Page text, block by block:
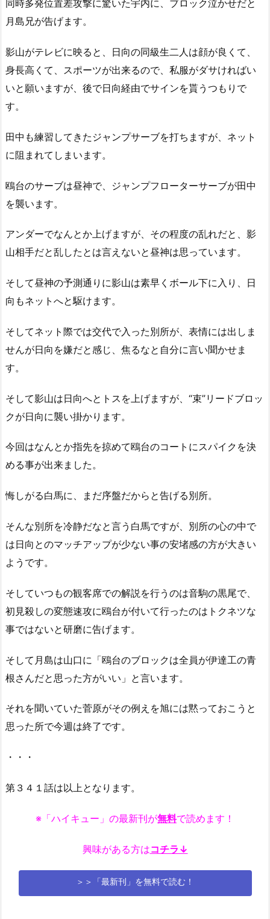
同時多発位置差攻撃に驚いた宇内に、ブロック泣かせだと
月島兄が告げます。
影山がテレビに映ると、日向の同級生二人は顔が良くて、
身長高くて、スポーツが出来るので、私服がダサければい
いと願いますが、後で日向経由でサインを貰うつもりで
す。
田中も練習してきたジャンプサーブを打ちますが、ネット
に阻まれてしまいます。
鴎台のサーブは昼神で、ジャンプフローターサーブが田中
を襲います。
アンダーでなんとか上げますが、その程度の乱れだと、影
山相手だと乱したとは言えないと昼神は思っています。
そして昼神の予測通りに影山は素早くボール下に入り、日
向もネットへと駆けます。
そしてネット際では交代で入った別所が、表情には出しま
せんが日向を嫌だと感じ、焦るなと自分に言い聞かせま
す。
そして影山は日向へとトスを上げますが、“束”リードブロッ
クが日向に襲い掛かります。
今回はなんとか指先を掠めて鴎台のコートにスパイクを決
める事が出来ました。
悔しがる白馬に、まだ序盤だからと告げる別所。
そんな別所を冷静だなと言う白馬ですが、別所の心の中で
は日向とのマッチアップが少ない事の安堵感の方が大きい
ようです。
そしていつもの観客席での解説を行うのは音駒の黒尾で、
初見殺しの変態速攻に鴎台が付いて行ったのはトクネツな
事ではないと研磨に告げます。
そして月島は山口に「鴎台のブロックは全員が伊達工の青
根さんだと思った方がいい」と言います。
それを聞いていた菅原がその例えを旭には黙っておこうと
思った所で今週は終了です。
・・・
第３４１話は以上となります。
※「ハイキュー」の最新刊が無料で読めます！
興味がある方はコチラ↓
＞＞「最新刊」を無料で読む！